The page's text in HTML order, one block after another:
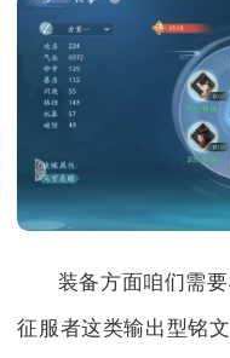
装备方面咱们需
征服者这类输出型铭